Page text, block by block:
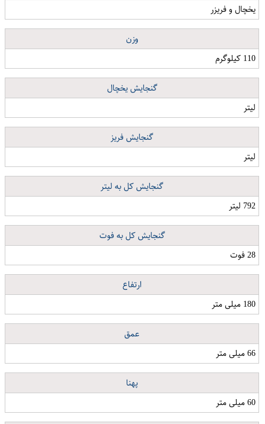
یخچال و فریزر
وزن
110 کیلوگرم
گنجایش یخچال
لیتر
گنجایش فریز
لیتر
گنجایش کل به لیتر
792 لیتر
گنجایش کل به فوت
28 فوت
ارتفاع
180 میلی متر
عمق
66 میلی متر
پهنا
60 میلی متر